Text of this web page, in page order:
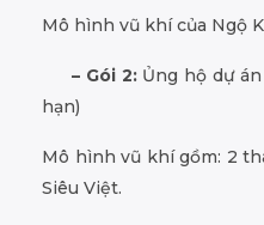
Mô hình vũ khí của Ngộ
– Gói 2:Ủng hộ dự
hạn)
Mô hình vũ khí gồm: 2
Siêu Việt.